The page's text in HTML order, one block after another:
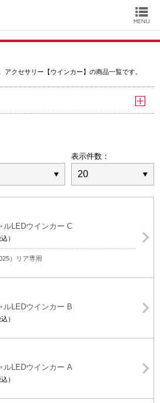
クセサリー【ウインカー】の商品一覧です。
表示件数：
ルLEDウインカー C
込）
）リア専用
ルLEDウインカー B
込）
ルLEDウインカー A
込）